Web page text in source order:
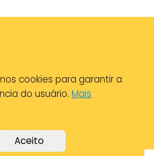
cookies para garantir a
do usuário. Mais
Aceito